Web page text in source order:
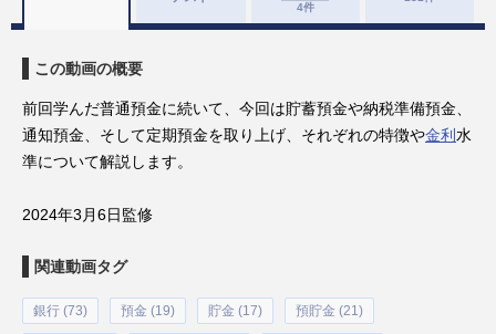
4件
この動画の概要
前回学んだ普通預金に続いて、今回は貯蓄預金や納税準備預金、
通知預金、そして定期預金を取り上げ、それぞれの特徴や金利 水
準について解説します。
2024年3月6日監修
関連動画タグ
銀行 (73) 預金 (19) 貯金 (17) 預貯金 (21)